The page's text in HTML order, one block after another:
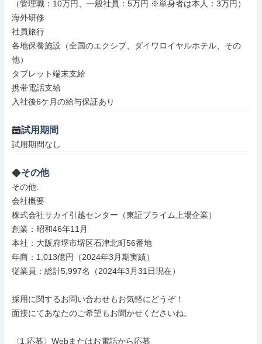
（管理職：10万円、一般社員：5万円 ※単身者は本人：3万円）
海外研修
社員旅行
各地保養施設（全国のエクシブ、ダイワロイヤルホテル、その
他）
タブレット端末支給
携帯電話支給
入社後6ケ月の給与保証あり
試用期間
試用期間なし
その他
その他:
会社概要
株式会社サカイ引越センター（東証プライム上場企業）
創業：昭和46年11月
本社：大阪府堺市堺区石津北町56番地
年商：1,013億円（2024年3月期実績）
従業員：総計5,997名（2024年3月31日現在）
採用に関するお問い合わせもお気軽にどうぞ！
面接にてあなたのご希望もお聞かせくださいね。
〈1.応募〉Webまたはお電話から応募